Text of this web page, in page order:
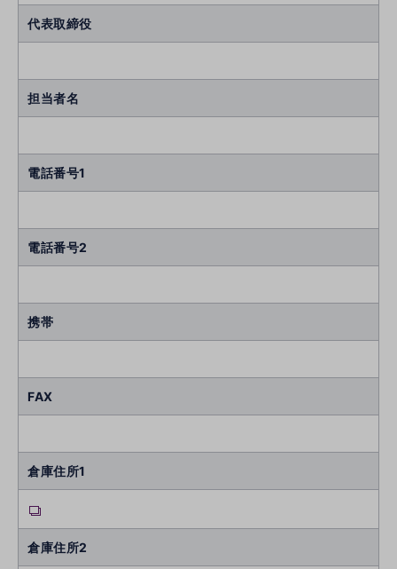
代表取締役
担当者名
電話番号1
電話番号2
携帯
FAX
倉庫住所1
倉庫住所2